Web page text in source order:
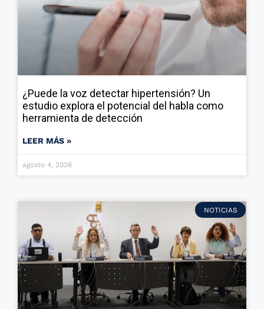
¿Puede la voz detectar hipertensión? Un
estudio explora el potencial del habla como
herramienta de detección
LEER MÁS »
agosto 4, 2026
NOTICIAS